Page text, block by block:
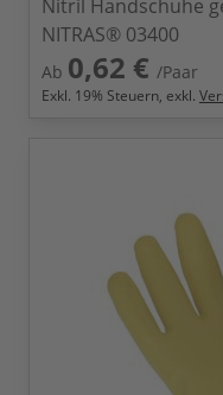
Nitril Handschuhe
NITRAS® 03400
Ab 0,62 € /Paar
Exkl. 19% Steuern, exkl.